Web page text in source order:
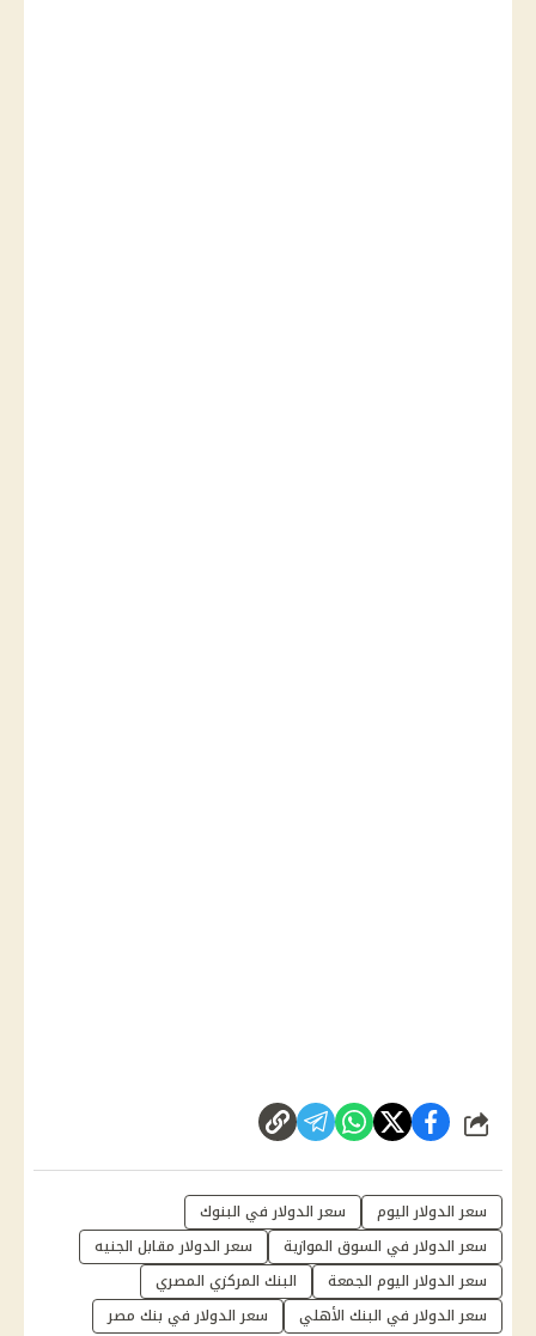
شارك
سعر الدولار اليوم
سعر الدولار في البنوك
سعر الدولار في السوق الموازية
سعر الدولار مقابل الجنيه
سعر الدولار اليوم الجمعة
البنك المركزي المصري
سعر الدولار في البنك الأهلي
سعر الدولار في بنك مصر